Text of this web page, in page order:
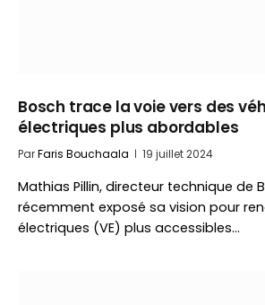
Bosch trace la voie vers des
électriques plus abordables
ParFaris Bouchaala 19 juillet 2024
Mathias Pillin, directeur technique de
récemment exposé sa vision pour
électriques (VE) plus accessibles…